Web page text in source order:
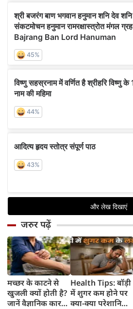
जरुर पढ़ें
मच्छर के काटने से
खुजली क्यों होती है?
जानें वैज्ञानिक कारण
Health Tips: बॉड़ी
में शुगर कम होने पर
क्या-क्या परेशानियां